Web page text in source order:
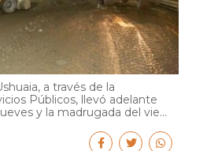
a través de la
Públicos, llevó adelante
y la madrugada del vie...